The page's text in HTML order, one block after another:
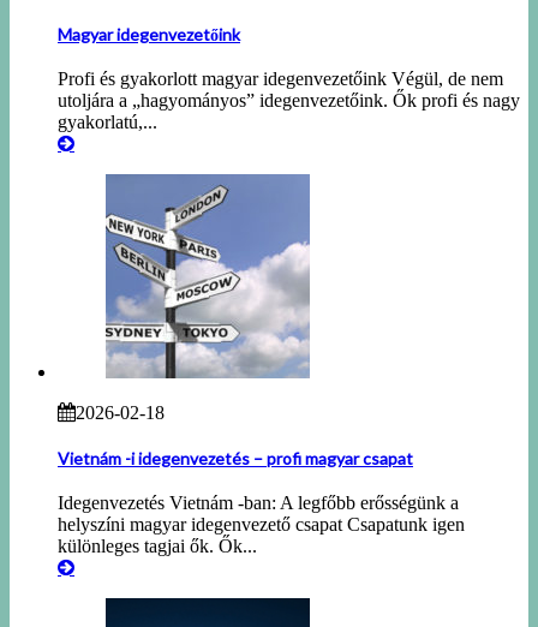
Magyar idegenvezetőink
Profi és gyakorlott magyar idegenvezetőink Végül, de nem
utoljára a „hagyományos” idegenvezetőink. Ők profi és nagy
gyakorlatú,...
2026-02-18
Vietnám -i idegenvezetés – profi magyar csapat
Idegenvezetés Vietnám -ban: A legfőbb erősségünk a
helyszíni magyar idegenvezető csapat Csapatunk igen
különleges tagjai ők. Ők...